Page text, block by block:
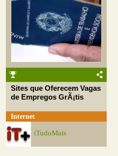
Sites que Oferecem Vagas
de Empregos GrÃ¡tis
Internet
iTudoMais